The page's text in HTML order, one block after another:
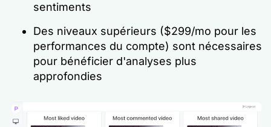
sentiments
Des niveaux supérieurs ($299/mo pour les
performances du compte) sont nécessaires
pour bénéficier d'analyses plus
approfondies